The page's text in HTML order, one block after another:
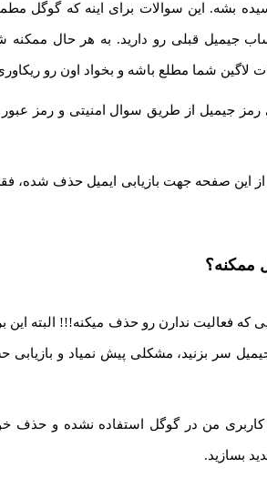
بشه. این سوالات برای اینه که گوگل
جیمیل قبلی رو دارید. به هر حال
لاگین شما مطلع باشه و بخواد اون رو
رمز جیمیل از طریق سوال امنیتی و رمز
ممکنه؟
سر بزنید، مشکلی پیش نمیاد و
من در گوگل استفاده نشده و حذف
بسازید.